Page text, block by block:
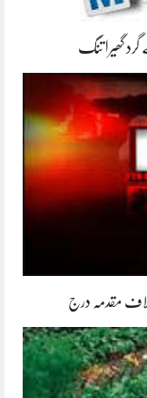
گرد گھیرا تنگ
مقدمہ درج